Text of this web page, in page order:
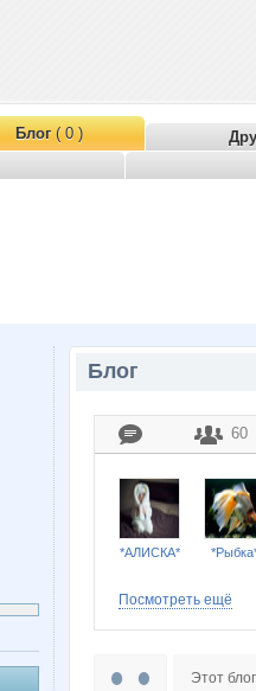
Блог( 0 )
Блог
60
*АЛИСКА*
Посмотреть ещё
Этот